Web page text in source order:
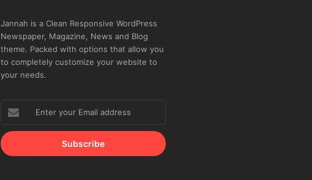
Jannah is a Clean Responsive WordPress
Newspaper, Magazine, News and Blog
theme. Packed with options that allow you
to completely customize your website to
your needs.
your
Email
address